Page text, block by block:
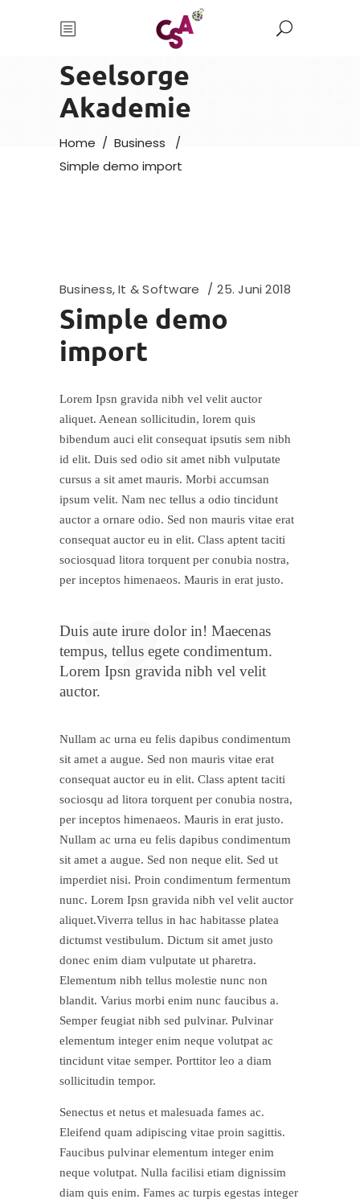
Christliche
Seelsorge
Akademie
Home / Business
/
Simple demo import
Business,It & Software 25. Juni 2018
Simple demo
import
Lorem Ipsn gravida nibh vel velit auctor
aliquet. Aenean sollicitudin, lorem quis
bibendum auci elit consequat ipsutis sem nibh
id elit. Duis sed odio sit amet nibh vulputate
cursus a sit amet mauris. Morbi accumsan
ipsum velit. Nam nec tellus a odio tincidunt
auctor a ornare odio. Sed non mauris vitae erat
consequat auctor eu in elit. Class aptent taciti
sociosquad litora torquent per conubia nostra,
per inceptos himenaeos. Mauris in erat justo.
Duis aute irure dolor in! Maecenas
tempus, tellus egete condimentum.
Lorem Ipsn gravida nibh vel velit
auctor.
Nullam ac urna eu felis dapibus condimentum
sit amet a augue. Sed non mauris vitae erat
consequat auctor eu in elit. Class aptent taciti
sociosqu ad litora torquent per conubia nostra,
per inceptos himenaeos. Mauris in erat justo.
Nullam ac urna eu felis dapibus condimentum
sit amet a augue. Sed non neque elit. Sed ut
imperdiet nisi. Proin condimentum fermentum
nunc. Lorem Ipsn gravida nibh vel velit auctor
aliquet.Viverra tellus in hac habitasse platea
dictumst vestibulum. Dictum sit amet justo
donec enim diam vulputate ut pharetra.
Elementum nibh tellus molestie nunc non
blandit. Varius morbi enim nunc faucibus a.
Semper feugiat nibh sed pulvinar. Pulvinar
elementum integer enim neque volutpat ac
tincidunt vitae semper. Porttitor leo a diam
sollicitudin tempor.
Senectus et netus et malesuada fames ac.
Eleifend quam adipiscing vitae proin sagittis.
Faucibus pulvinar elementum integer enim
neque volutpat. Nulla facilisi etiam dignissim
diam quis enim. Fames ac turpis egestas integer